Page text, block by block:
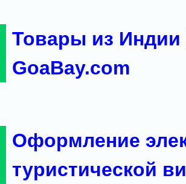
Товары из
GoaBay.com
Оформление
туристической